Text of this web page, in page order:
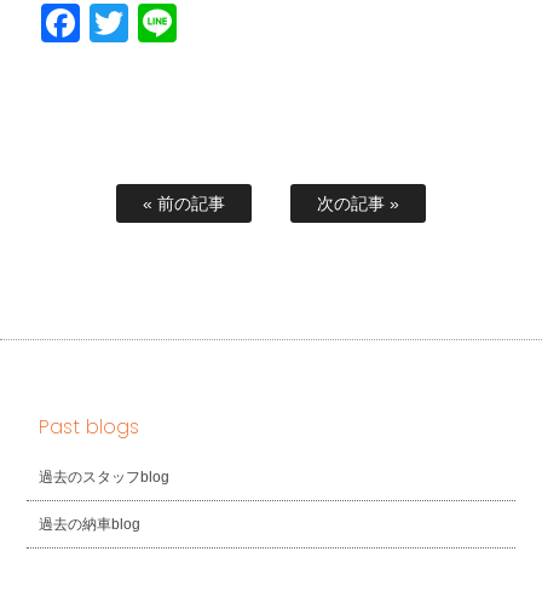
Facebook
Twitter
« 前の記事 次の記事 »
Past blogs
過去のスタッフblog
過去の納車blog